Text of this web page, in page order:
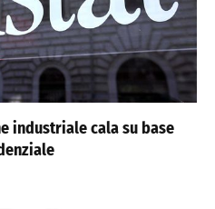
industriale cala su base